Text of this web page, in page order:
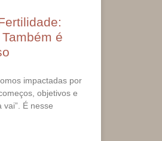
é
impactadas por
objetivos e
vai”. É nesse